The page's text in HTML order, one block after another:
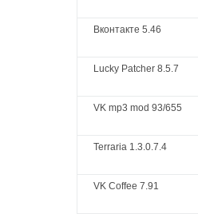
Вконтакте 5.46
Lucky Patcher 8.5.7
VK mp3 mod 93/655
Terraria 1.3.0.7.4
VK Coffee 7.91